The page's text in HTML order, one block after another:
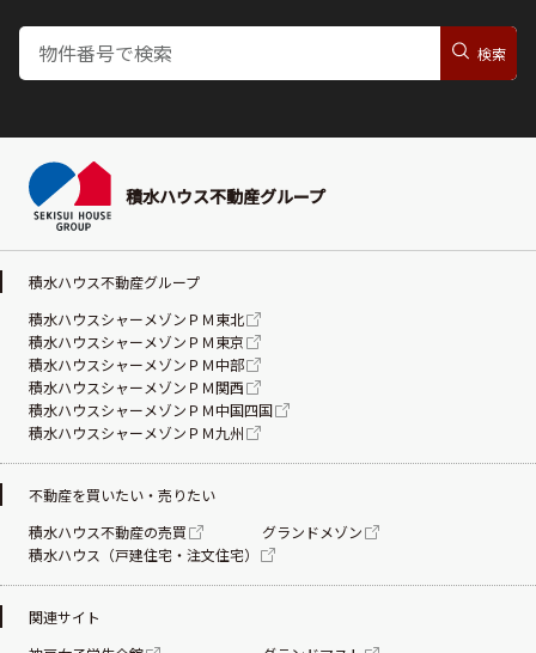
積水ハウス不動産グループ
積水ハウス不動産グループ
積水ハウスシャーメゾンＰＭ東北
積水ハウスシャーメゾンＰＭ東京
積水ハウスシャーメゾンＰＭ中部
積水ハウスシャーメゾンＰＭ関西
積水ハウスシャーメゾンＰＭ中国四国
積水ハウスシャーメゾンＰＭ九州
不動産を買いたい・売りたい
積水ハウス不動産の売買
グランドメゾン
積水ハウス（戸建住宅・注文住宅）
関連サイト